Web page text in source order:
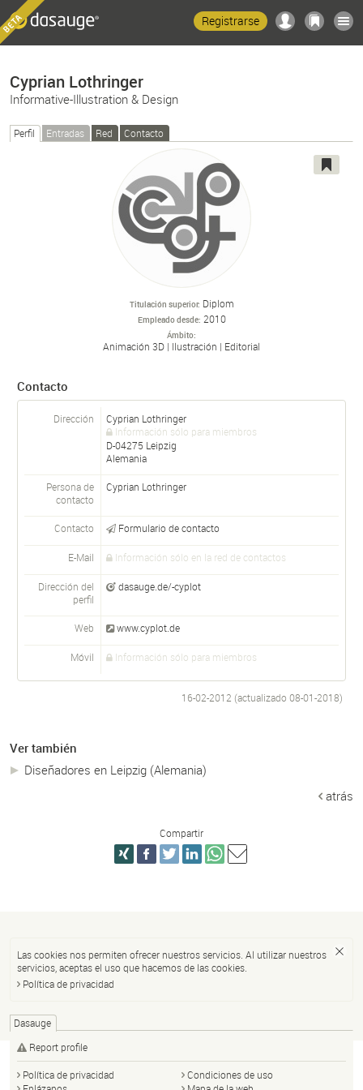
Registrarse
Cyprian Lothringer
Informative-Illustration & Design
Perfil Entradas Red Contacto
Titulación superior Diplom
Empleado desde 2010
Ámbito
Animación 3D Ilustración Editorial
Contacto
Dirección
Cyprian Lothringer
Información sólo para miembros
D-04275 Leipzig
Alemania
Persona de
contacto
Cyprian Lothringer
Contacto Formulario de contacto
E-Mail Información sólo en la red de contactos
Dirección del
perfil
dasauge.de/-cyplot
Web www.cyplot.de
Móvil Información sólo para miembros
16-02-2012 (actualizado 08-01-2018)
Ver también
Diseñadores en Leipzig (Alemania)
atrás
Compartir
Las cookies nos permiten ofrecer nuestros servicios. Al utilizar nuestros
servicios, aceptas el uso que hacemos de las cookies.
Política de privacidad
Dasauge
Report profile
Política de privacidad
Condiciones de uso